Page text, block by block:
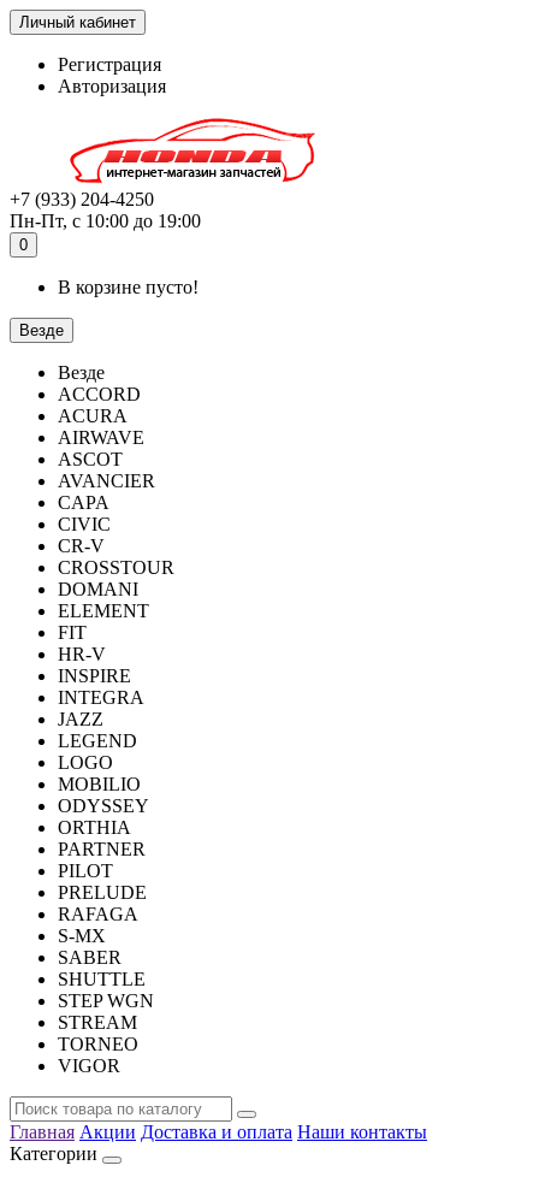
Личный кабинет
Регистрация
Авторизация
+7 (933) 204-4250
Пн-Пт, с 10:00 до 19:00
0
В корзине пусто!
Везде
Везде
ACCORD
ACURA
AIRWAVE
ASCOT
AVANCIER
CAPA
CIVIC
CR-V
CROSSTOUR
DOMANI
ELEMENT
FIT
HR-V
INSPIRE
INTEGRA
JAZZ
LEGEND
LOGO
MOBILIO
ODYSSEY
ORTHIA
PARTNER
PILOT
PRELUDE
RAFAGA
S-MX
SABER
SHUTTLE
STEP WGN
STREAM
TORNEO
VIGOR
Главная Акции Доставка и оплата Наши контакты
Категории